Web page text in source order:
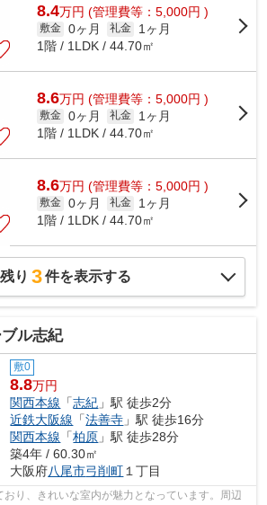
8.4万円 (管理費等：5,000円 )
敷金 0ヶ月 礼金
1ヶ月
1階 / 1LDK / 44.70㎡
8.6万円 (管理費等：5,000円 )
敷金 0ヶ月 礼金
1ヶ月
1階 / 1LDK / 44.70㎡
8.6万円 (管理費等：5,000円 )
敷金 0ヶ月 礼金
1ヶ月
1階 / 1LDK / 44.70㎡
残り 3件を表示する
ブル志紀
敷0
8.8万円
関西本線 「志紀 」駅 徒歩2分
近鉄大阪線 「法善寺 」駅 徒歩16分
関西本線 「柏原 」駅 徒歩28分
築4年 / 60.30㎡
大阪府八尾市弓削町１丁目
り、きれいな室内が魅力となっています。周辺